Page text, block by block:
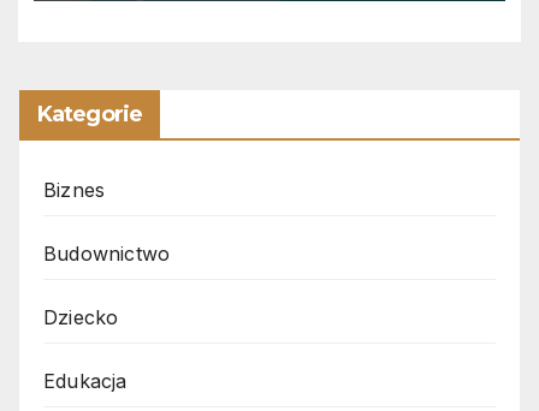
Kategorie
Biznes
Budownictwo
Dziecko
Edukacja